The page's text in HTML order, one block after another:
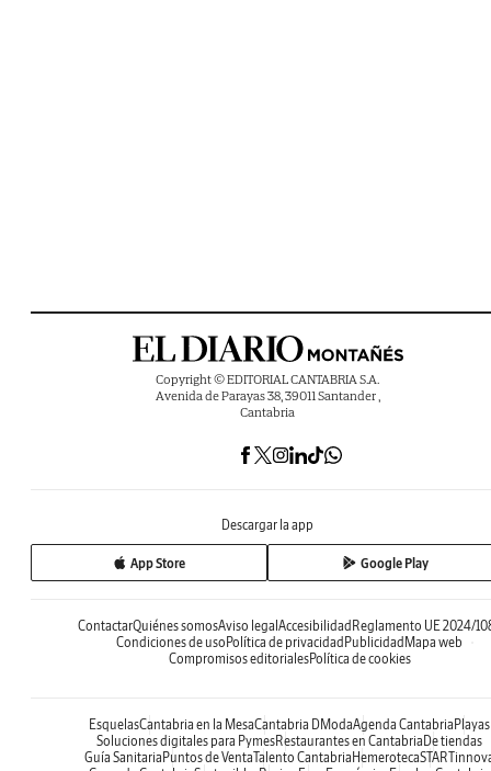
Copyright © EDITORIAL CANTABRIA S.A.
Avenida de Parayas 38, 39011 Santander ,
Cantabria
Descargar la app
App Store Google Play
ContactarQuiénes somosAviso legal Accesibilidad Reglamento UE 2024/
Condiciones de uso Política de privacidad Publicidad Mapa web
Compromisos editorialesPolítica de cookies
EsquelasCantabria en la MesaCantabria DModaAgenda Cantabria Playas
Soluciones digitales para PymesRestaurantes en Cantabria De tiendas
Guía Sanitaria Puntos de VentaTalento Cantabria Hemeroteca